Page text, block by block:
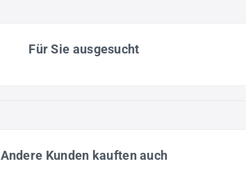
Für Sie ausgesucht
Andere Kunden kauften auch